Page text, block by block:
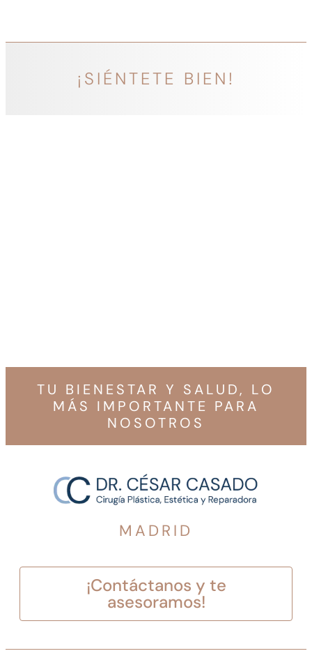
¡SIÉNTETE BIEN!
TU BIENESTAR Y SALUD, LO
MÁS IMPORTANTE PARA
NOSOTROS
MADRID
¡Contáctanos y te
asesoramos!